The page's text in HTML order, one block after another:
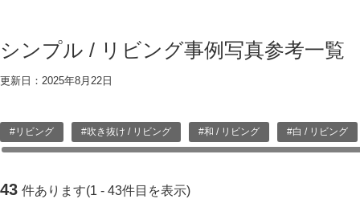
シンプル / リビング事例写真参考一覧
更新日：2025年8月22日
#リビング #吹き抜け / リビング #和 / リビング #白 / リビング
43 件あります(1 - 43件目を表示)